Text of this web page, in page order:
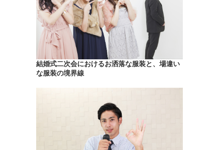
結婚式二次会におけるお洒落な服装と、場違い
な服装の境界線